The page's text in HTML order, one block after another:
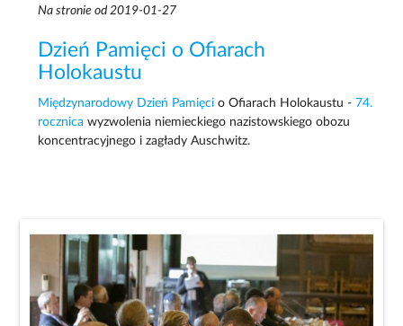
Na stronie od 2019-01-27
Dzień Pamięci o Ofiarach
Holokaustu
Międzynarodowy Dzień Pamięci o Ofiarach Holokaustu -74.
rocznica wyzwolenia niemieckiego nazistowskiego obozu
koncentracyjnego i zagłady Auschwitz.